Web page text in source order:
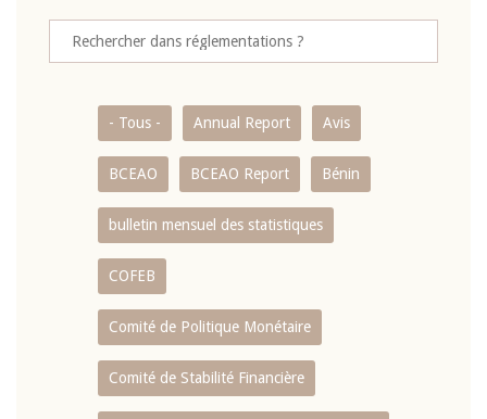
- Tous - Annual Report Avis
BCEAO BCEAO Report Bénin
bulletin mensuel des statistiques
COFEB
Comité de Politique Monétaire
Comité de Stabilité Financière